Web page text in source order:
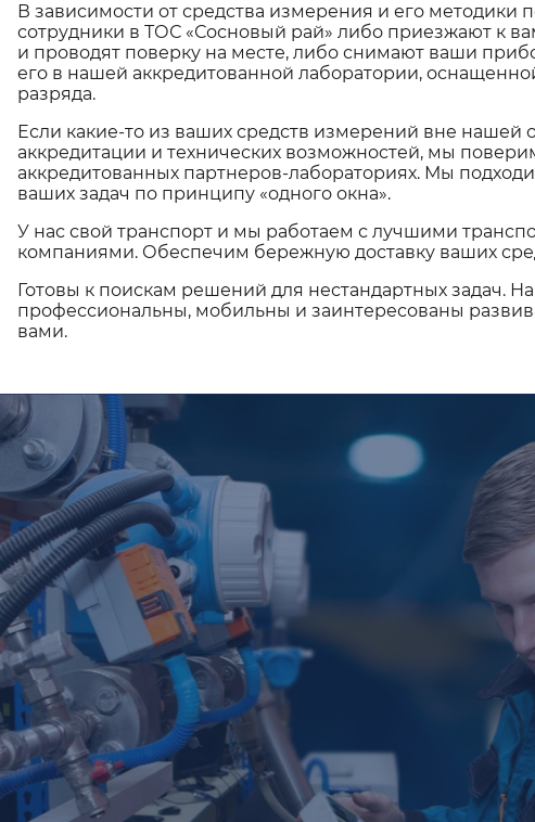
В зависимости от средства измерения и его методики
сотрудники в ТОС «Сосновый рай» либо приезжают к
и проводят поверку на месте, либо снимают ваши
его в нашей аккредитованной лаборатории,
разряда.
Если какие-то из ваших средств измерений вне нашей
аккредитации и технических возможностей, мы
аккредитованных партнеров-лабораториях. Мы
ваших задач по принципу «одного окна».
У нас свой транспорт и мы работаем с лучшими
компаниями. Обеспечим бережную доставку ваших
Готовы к поискам решений для нестандартных задач.
профессиональны, мобильны и заинтересованы
вами.